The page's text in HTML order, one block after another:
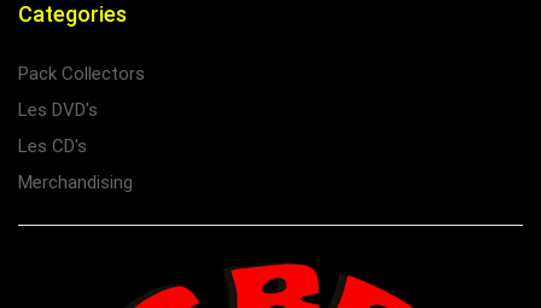
Categories
Pack Collectors
Les DVD's
Les CD's
Merchandising